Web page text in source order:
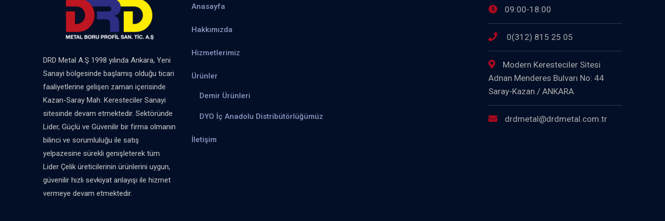
DRD Metal A.Ş 1998 yılında Ankara, Yeni
Sanayi bölgesinde başlamış olduğu ticari
faaliyetlerine gelişen zaman içerisinde
Kazan-Saray Mah. Keresteciler Sanayi
sitesinde devam etmektedir. Sektöründe
Lider, Güçlü ve Güvenilir bir firma olmanın
bilinci ve sorumluluğu ile satış
yelpazesine sürekli genişleterek tüm
Lider Çelik üreticilerinin ürünlerini uygun,
güvenilir hızlı sevkiyat anlayışı ile hizmet
vermeye devam etmektedir.
Anasayfa
Hakkımızda
Hizmetlerimiz
Ürünler
Demir Ürünleri
DYO İç Anadolu Distribütörlüğümüz
İletişim
09:00-18:00
0(312) 815 25 05
Modern Keresteciler Sitesi
Adnan Menderes Bulvarı No: 44
Saray-Kazan / ANKARA
drdmetal@drdmetal.com.tr